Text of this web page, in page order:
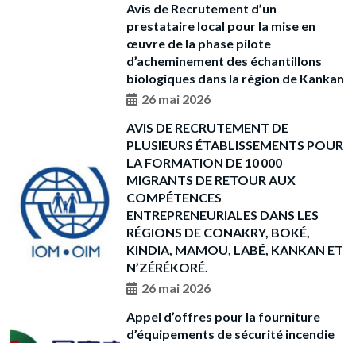
Avis de Recrutement d’un
prestataire local pour la mise en
œuvre de la phase pilote
d’acheminement des échantillons
biologiques dans la région de Kankan
26 mai 2026
AVIS DE RECRUTEMENT DE
PLUSIEURS ÉTABLISSEMENTS POUR
LA FORMATION DE 10 000
MIGRANTS DE RETOUR AUX
COMPÉTENCES
ENTREPRENEURIALES DANS LES
RÉGIONS DE CONAKRY, BOKÉ,
KINDIA, MAMOU, LABÉ, KANKAN ET
N’ZÉRÉKORÉ.
26 mai 2026
Appel d’offres pour la fourniture
d’équipements de sécurité incendie